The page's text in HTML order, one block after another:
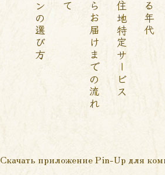
Скачать приложение Pin-Up для